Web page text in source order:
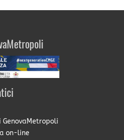
on-line